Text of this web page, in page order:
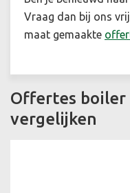
Vraag dan bij ons
maat gemaakte
Offertes boiler
vergelijken